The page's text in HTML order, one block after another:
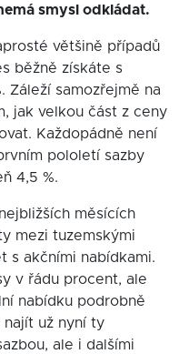
smysl odkládat.
většině případů
běžně získáte s
Záleží samozřejmě na
jak velkou část z ceny
Každopádně není
pololetí sazby
4,5 %.
měsících
mezi tuzemskými
s akčními nabídkami.
v řádu procent, ale
nabídku podrobně
najít už nyní ty
ale i dalšími